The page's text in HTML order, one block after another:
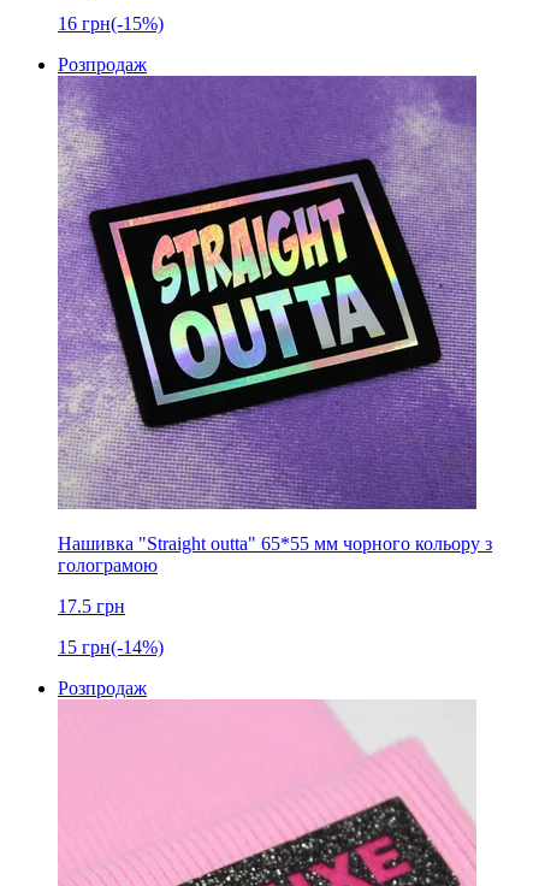
16 грн(-15%)
Розпродаж
Нашивка "Straight outta" 65*55 мм чорного кольору з
голограмою
17.5 грн
15 грн(-14%)
Розпродаж